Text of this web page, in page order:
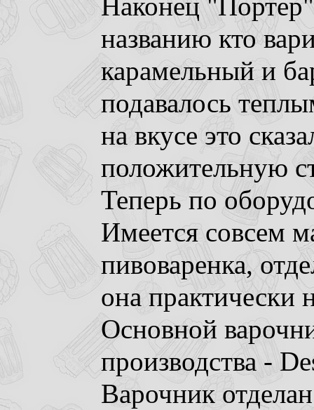
Наконец "Портер"
названию кто
карамельный и
подавалось
на вкусе это
положительную
Теперь по
Имеется совсем
пивоваренка,
она практически
Основной
производства -
Варочник